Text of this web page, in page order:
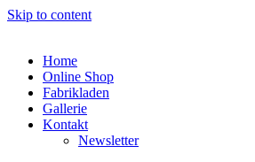
Skip to content
Home
Online Shop
Fabrikladen
Gallerie
Kontakt
Newsletter